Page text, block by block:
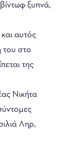
ξυπνά,
και αυτός
του στο
της
Νικήτα
Ληρ,